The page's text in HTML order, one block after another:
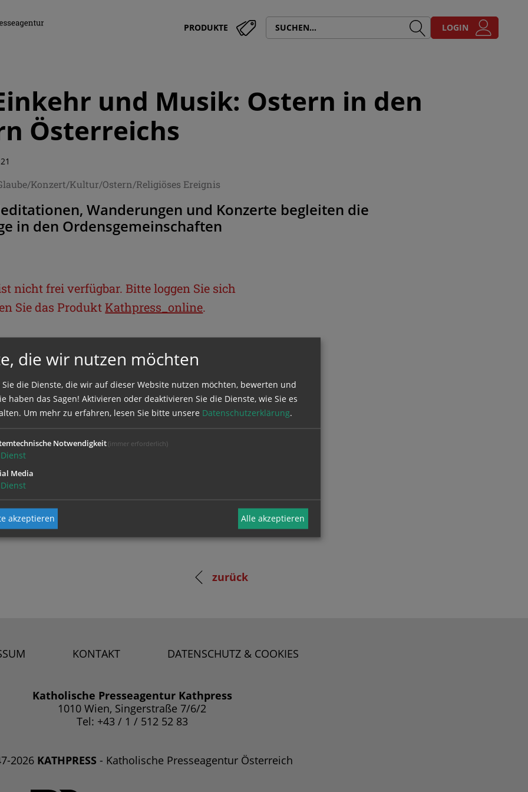
PRODUKTE LOGIN
und Musik: Ostern in den
Österreichs
Konzert/Kultur/Ostern/Religiöses Ereignis
Wanderungen und Konzerte begleiten die
in den Ordensgemeinschaften
nicht frei verfügbar. Bitte loggen Sie sich
Sie das Produkt Kathpress_online.
sich mit Ihrem Benutzernamen und
zurück
KONTAKT DATENSCHUTZ & COOKIES
Katholische Presseagentur Kathpress
1010 Wien, Singerstraße 7/6/2
Tel: +43 / 1 / 512 52 83
2026 KATHPRESS - Katholische Presseagentur Österreich
die wir nutzen möchten
Sie die Dienste, die wir auf dieser Website nutzen möchten, bewerten und
haben das Sagen! Aktivieren oder deaktivieren Sie die Dienste, wie Sie es
Um mehr zu erfahren, lesen Sie bitte unsere Datenschutzerklärung.
Notwendigkeit (immer erforderlich)
Dienst
Media
Dienst
akzeptieren Alle akzeptieren